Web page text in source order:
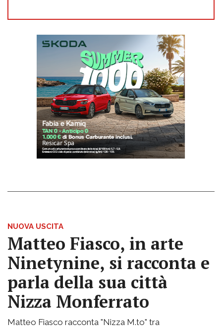
NUOVA USCITA
Matteo Fiasco, in arte
Ninetynine, si racconta e
parla della sua città
Nizza Monferrato
Matteo Fiasco racconta "Nizza M.to" tra